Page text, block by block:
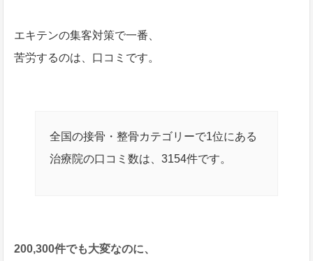
エキテンの集客対策で一番、
苦労するのは、口コミです。
全国の接骨・整骨カテゴリーで1位にある
治療院の口コミ数は、3154件です。
200,300件でも大変なのに、